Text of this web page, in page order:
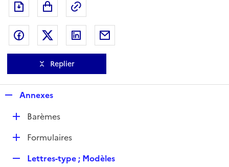
Exporter le document au format pdf
Partager sur Facebook
Partager sur Twitter
Partager sur LinkedIn
Replier
p
l
i
e
Annexes
DBarèmes
DFormulaires
Lettres-type ; Modèles